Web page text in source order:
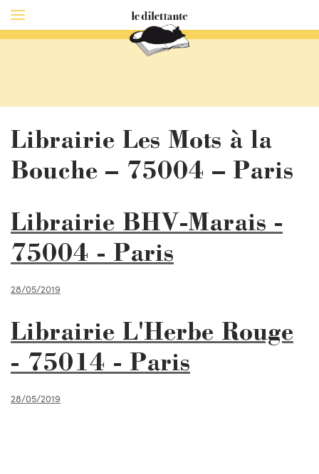
Librairie Les Mots à la
Bouche – 75004 – Paris
Librairie BHV-Marais -
75004 - Paris
28/05/2019
Librairie L'Herbe Rouge
- 75014 - Paris
28/05/2019